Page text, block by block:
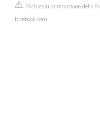
Richiesta di rimozione della
facebook.com